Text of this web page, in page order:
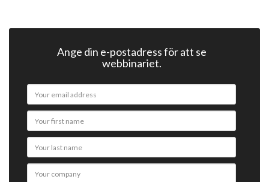
Ange din e-postadress för att se
webbinariet.